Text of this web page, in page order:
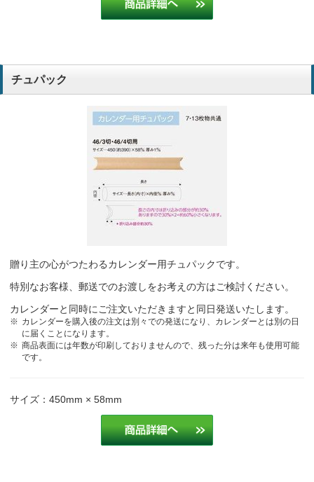
チュパック
贈り主の心がつたわるカレンダー用チュパックです。
特別なお客様、郵送でのお渡しをお考えの方はご検討ください。
カレンダーと同時にご注文いただきますと同日発送いたします。
カレンダーを購入後の注文は別々での発送になり、カレンダーとは別の日
に届くことになります。
商品表面には年数が印刷しておりませんので、残った分は来年も使用可能
です。
サイズ：450mm × 58mm